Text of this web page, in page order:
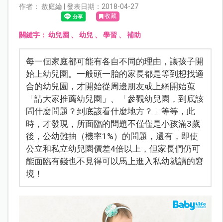
作者： 敖庭綸 | 發表日期：2018-04-27
收藏
關鍵字： 幼兒園 、 幼兒、 學習 、 補助
每一個家庭都可能有各自不同的理由，讓孩子開
始上幼兒園。一般頭一胎的家長都是等到想找適
合的幼兒園，才開始從周邊朋友或上網開始蒐
「請大家推薦幼兒園」、「參觀幼兒園，到底該
問什麼問題？到底該看什麼地方？」等等，此
時，才發現，所面臨的問題不僅僅是小孩滿3歲
後，公幼難抽（機率1%）的問題，還有，即使
公立和私立幼兒園價差4倍以上，但家長們仍可
能面臨有錢也不見得可以馬上進入私幼就讀的窘
境！